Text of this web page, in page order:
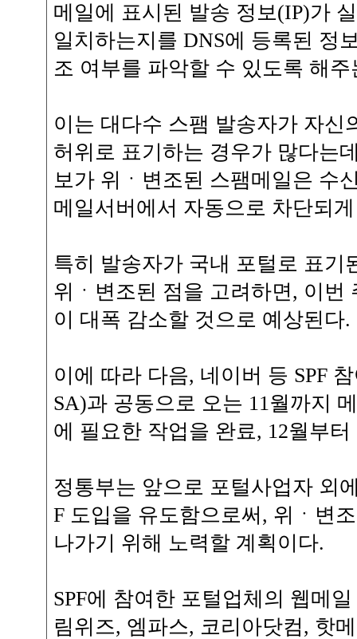
메일에 표시된 발송 정보(IP)가
일치하는지를 DNS에 등록된 정
조 여부를 파악할 수 있도록 해
이는 대다수 스팸 발송자가 자
허위로 표기하는 경우가 많다는
보가 위ㆍ변조된 스팸메일은 수
메일서버에서 자동으로 차단되
특히 발송자가 국내 포털로 표기
위ㆍ변조된 점을 고려하면, 이번
이 대폭 감소할 것으로 예상된다.
이에 따라 다음, 네이버 등 SPF
SA)과 공동으로 오는 11월까지
에 필요한 작업을 완료, 12월부
정통부는 앞으로 포털사업자 외
F 도입을 유도함으로써, 위ㆍ변
나가기 위해 노력할 계획이다.
SPF에 참여한 포털업체의 웹메
림위즈, 엠파스, 코리아닷컴, 핫